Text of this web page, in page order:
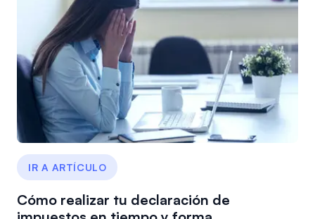
IR A ARTÍCULO
Cómo realizar tu declaración de